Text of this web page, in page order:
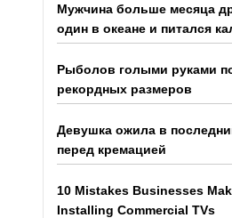
Мужчина больше месяца
один в океане и питался
Рыболов голыми руками
рекордных размеров
Девушка ожила в
перед кремацией
10 Mistakes Businesses
Installing Commercial TVs